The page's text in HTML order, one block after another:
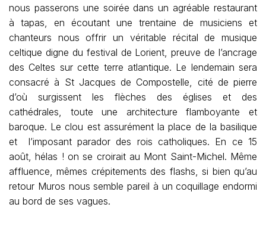
nous passerons une soirée dans un agréable restaurant
à tapas, en écoutant une trentaine de musiciens et
chanteurs nous offrir un véritable récital de musique
celtique digne du festival de Lorient, preuve de l’ancrage
des Celtes sur cette terre atlantique. Le lendemain sera
consacré à St Jacques de Compostelle, cité de pierre
d’où surgissent les flèches des églises et des
cathédrales, toute une architecture flamboyante et
baroque. Le clou est assurément la place de la basilique
et l’imposant parador des rois catholiques. En ce 15
août, hélas ! on se croirait au Mont Saint-Michel. Même
affluence, mêmes crépitements des flashs, si bien qu’au
retour Muros nous semble pareil à un coquillage endormi
au bord de ses vagues.